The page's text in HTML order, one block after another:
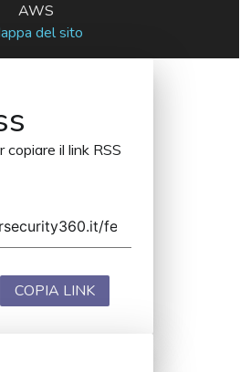
AWS
del sito
copiare il link RSS
COPIA LINK